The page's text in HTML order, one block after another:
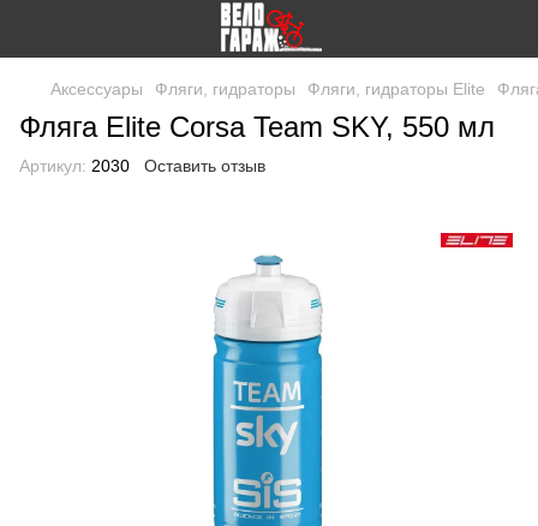
Аксессуары Фляги, гидраторы Фляги, гидраторы Elite
Фляга Elite Corsa Team SKY, 550 мл
Артикул: 2030 Оставить отзыв